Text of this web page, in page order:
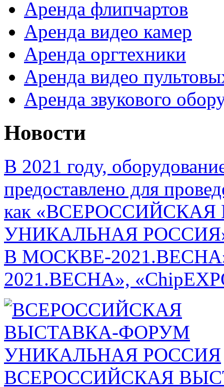
Аренда флипчартов
Аренда видео камер
Аренда оргтехники
Аренда видео
Аренда звукового
Новости
В 2021 году,
предоставлено для
как
УНИКАЛЬНАЯ
В МОСКВЕ-
2021.ВЕСНА»,
ВСЕРОССИЙСКАЯ